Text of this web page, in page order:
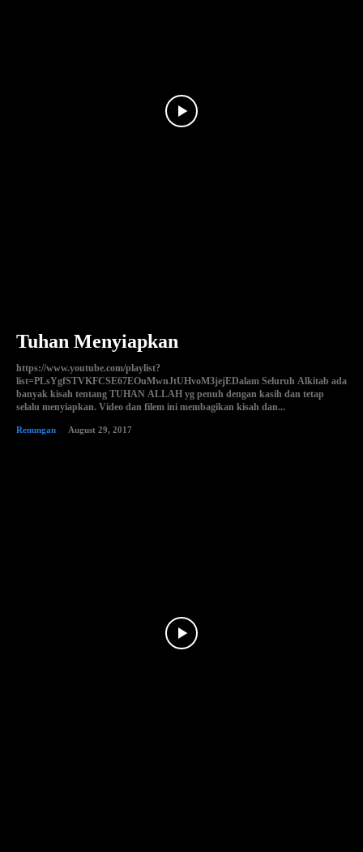
Tuhan Menyiapkan
https://www.youtube.com/playlist?
list=PLsYgfSTVKFCSE67EOuMwnJtUHvoM3jejEDalam Seluruh Alkitab ada
banyak kisah tentang TUHAN ALLAH yg penuh dengan kasih dan tetap
selalu menyiapkan. Video dan filem ini membagikan kisah dan...
Renungan August 29, 2017